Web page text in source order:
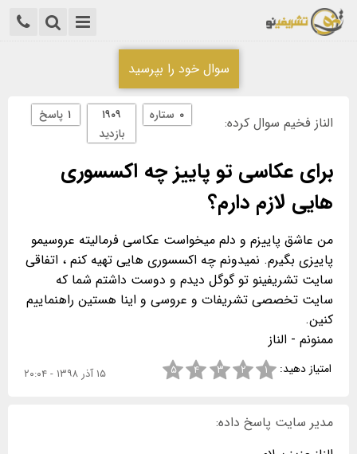
سوال خود را بپرسید
الناز فخیم سوال کرده: ۱ پاسخ
۱۹۰۹
بازدید
۰ ستاره
برای عکاسی تو پاییز چه اکسسوری
هایی لازم دارم؟
من عاشق پاییزم و دلم میخواست عکاسی فرمالیته عروسیمو
پاییزی بگیرم. نمیدونم چه اکسسوری هایی تهیه کنم ، اتفاقی
سایت تشریفینو تو گوگل دیدم و دوست داشتم شما که
سایت تخصصی تشریفات و عروسی و اینا هستین راهنماییم
ممنونم - الناز
امتیاز دهید: ۱ ۲ ۳ ۴ ۵ ۱۵ آذر ۱۳۹۸ - ۲۰:۰۴
مدیر سایت پاسخ داده: